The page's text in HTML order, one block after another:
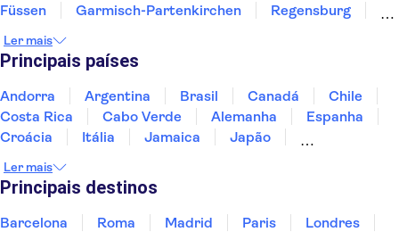
Füssen
Garmisch-Partenkirchen
Regensburg
Lago Chiem
Lindau
Ler mais
Principais países
Andorra Argentina Brasil Canadá
Chile
Costa Rica
Cabo Verde Alemanha
Espanha
Croácia
Itália Jamaica
Japão
Portugal
Singapura
Ler mais
Principais destinos
Barcelona Roma Madrid Paris
Londres